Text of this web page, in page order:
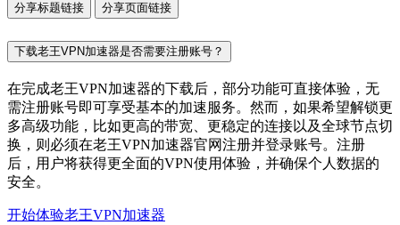
分享标题链接 分享页面链接
下载老王VPN加速器是否需要注册账号？
在完成老王VPN加速器的下载后，部分功能可直接体验，无
需注册账号即可享受基本的加速服务。然而，如果希望解锁更
多高级功能，比如更高的带宽、更稳定的连接以及全球节点切
换，则必须在老王VPN加速器官网注册并登录账号。注册
后，用户将获得更全面的VPN使用体验，并确保个人数据的
安全。
开始体验老王VPN加速器